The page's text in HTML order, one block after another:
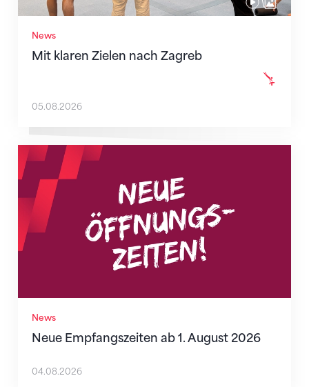
News
Mit klaren Zielen nach Zagreb
05.08.2026
News
Neue Empfangszeiten ab 1. August 2026
Neue Empfangszeiten ab 1. August 2026
04.08.2026